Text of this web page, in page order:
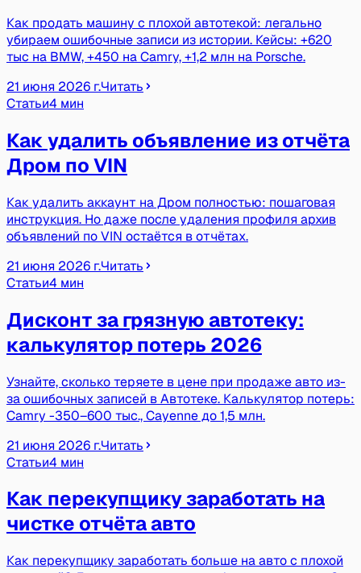
Как продать машину с плохой автотекой: легально
убираем ошибочные записи из истории. Кейсы: +620
тыс на BMW, +450 на Camry, +1,2 млн на Porsche.
21 июня 2026 г.Читать
Статьи4 мин
Как удалить объявление из отчёта
Дром по VIN
Как удалить аккаунт на Дром полностью: пошаговая
инструкция. Но даже после удаления профиля архив
объявлений по VIN остаётся в отчётах.
21 июня 2026 г.Читать
Статьи4 мин
Дисконт за грязную автотеку:
калькулятор потерь 2026
Узнайте, сколько теряете в цене при продаже авто из-
за ошибочных записей в Автотеке. Калькулятор потерь:
Camry -350–600 тыс., Cayenne до 1,5 млн.
21 июня 2026 г.Читать
Статьи4 мин
Как перекупщику заработать на
чистке отчёта авто
Как перекупщику заработать больше на авто с плохой